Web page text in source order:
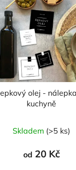
olej -
kuchyně
Skladem (>5 ks)
od 20 Kč